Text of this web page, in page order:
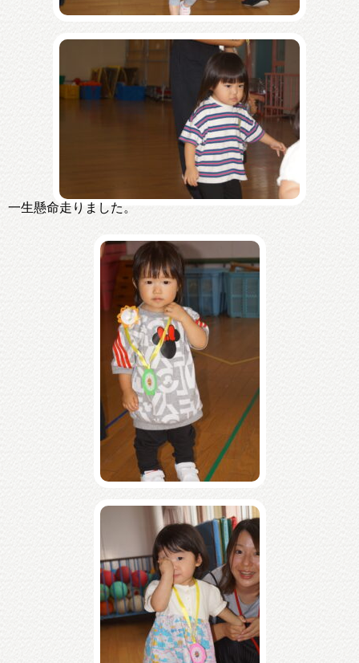
一生懸命走りました。